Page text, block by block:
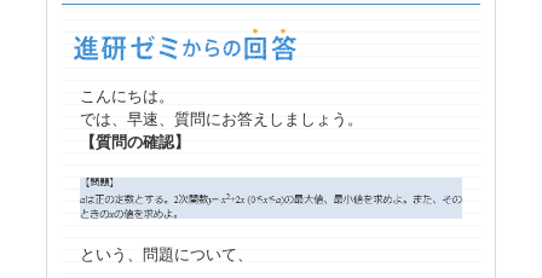
こんにちは。
では、早速、質問にお答えしましょう。
【質問の確認】
という、問題について、